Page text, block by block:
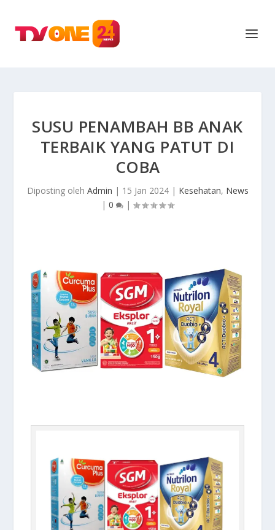
SUSU PENAMBAH BB ANAK
TERBAIK YANG PATUT DI
COBA
Diposting oleh Admin | 15 Jan 2024| Kesehatan, News
| 0 |